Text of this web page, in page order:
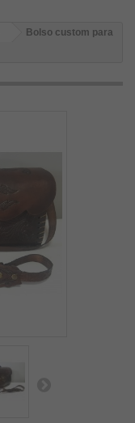
Bolso custom para